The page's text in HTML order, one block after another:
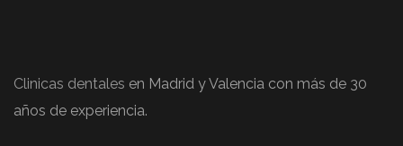
Clinicas dentales en Madrid y Valencia con más de 30
años de experiencia.